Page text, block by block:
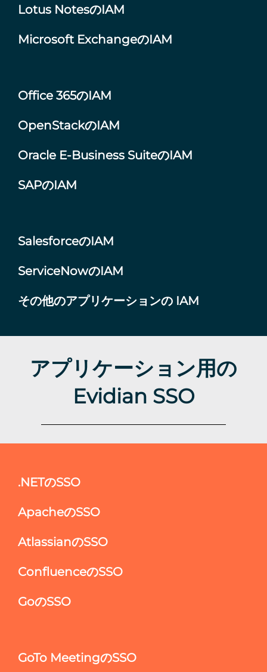
Lotus NotesのIAM
Microsoft ExchangeのIAM
Office 365のIAM
OpenStackのIAM
Oracle E-Business SuiteのIAM
SAPのIAM
SalesforceのIAM
ServiceNowのIAM
その他のアプリケーションの IAM
アプリケーション用の
Evidian SSO
.NETのSSO
ApacheのSSO
AtlassianのSSO
ConfluenceのSSO
GoのSSO
GoTo MeetingのSSO